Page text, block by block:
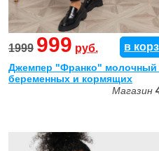
1999 999 руб. в
Джемпер "Франко" молочный
беременных и кормящих
Магазин